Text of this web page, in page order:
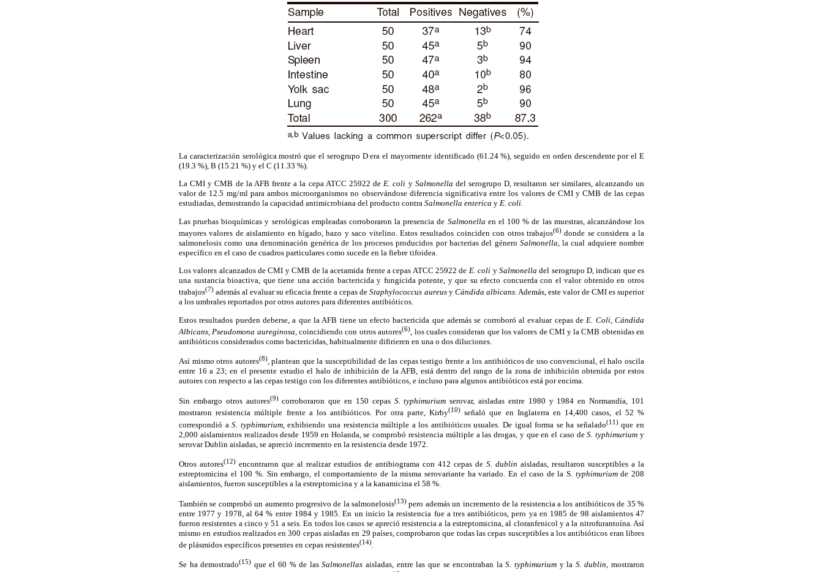
La caracterización serológica mostró que el serogrupo D era el mayormente identificado (61.24 %), seguido en orden descendente por el E
(19.3 %), B (15.21 %) y el C (11.33 %).
La CMI y CMB de la AFB frente a la cepa ATCC 25922 deE. coli y Salmonella del serogrupo D, resultaron ser similares, alcanzando un
valor de 12.5 mg/ml para ambos microorganismos no observándose diferencia significativa entre los valores de CMI y CMB de las cepas
estudiadas, demostrando la capacidad antimicrobiana del producto contra Salmonella enterica y E. coli.
Las pruebas bioquímicas y serológicas empleadas corroboraron la presencia de Salmonella en el 100 % de las muestras, alcanzándose los
mayores valores de aislamiento en hígado, bazo y saco vitelino. Estos resultados coinciden con otros trabajos(6) donde se considera a la
salmonelosis como una denominación genérica de los procesos producidos por bacterias del género Salmonella, la cual adquiere nombre
específico en el caso de cuadros particulares como sucede en la fiebre tifoidea.
Los valores alcanzados de CMI y CMB de la acetamida frente a cepas ATCC 25922 de E. coli y Salmonella del serogrupo D, indican que es
una sustancia bioactiva, que tiene una acción bactericida y fungicida potente, y que su efecto concuerda con el valor obtenido en otros
trabajos(7) además al evaluar su eficacia frente a cepas deStaphylococcus aureusy Cándida albicans. Además, este valor de CMI es superior
a los umbrales reportados por otros autores para diferentes antibióticos.
Estos resultados pueden deberse, a que la AFB tiene un efecto bactericida que además se corroboró al evaluar cepas de E. Coli, Cándida
Albicans, Pseudomona aureginosa, coincidiendo con otros autores(6) , los cuales consideran que los valores de CMI y la CMB obtenidas en
antibióticos considerados como bactericidas, habitualmente difirieren en una o dos diluciones.
Así mismo otros autores(8), plantean que la susceptibilidad de las cepas testigo frente a los antibióticos de uso convencional, el halo oscila
entre 16 a 23; en el presente estudio el halo de inhibición de la AFB, está dentro del rango de la zona de inhibición obtenida por estos
autores con respecto a las cepas testigo con los diferentes antibióticos, e incluso para algunos antibióticos está por encima.
Sin embargo otros autores(9)corroboraron que en 150 cepas S. typhimurium serovar, aisladas entre 1980 y 1984 en Normandía, 101
mostraron resistencia múltiple frente a los antibióticos. Por otra parte, Kirby(10) señaló que en Inglaterra en 14,400 casos, el 52 %
correspondió aS. typhimurium, exhibiendo una resistencia múltiple a los antibióticos usuales. De igual forma se ha señalado(11)que en
2,000 aislamientos realizados desde 1959 en Holanda, se comprobó resistencia múltiple a las drogas, y que en el caso deS. typhimurium y
serovar Dublin aisladas, se apreció incremento en la resistencia desde 1972.
Otros autores(12) encontraron que al realizar estudios de antibiograma con 412 cepas de S. dublin aisladas, resultaron susceptibles a la
estreptomicina el 100 %. Sin embargo, el comportamiento de la misma serovariante ha variado. En el caso de la S. typhimuriumde 208
aislamientos, fueron susceptibles a la estreptomicina y a la kanamicina el 58 %.
También se comprobó un aumento progresivo de la salmonelosis(13) pero además un incremento de la resistencia a los antibióticos de 35 %
entre 1977 y 1978, al 64 % entre 1984 y 1985. En un inicio la resistencia fue a tres antibióticos, pero ya en 1985 de 98 aislamientos 47
fueron resistentes a cinco y 51 a seis. En todos los casos se apreció resistencia a la estreptomicina, al cloranfenicol y a la nitrofurantoína. Así
mismo en estudios realizados en 300 cepas aisladas en 29 países, comprobaron que todas las cepas susceptibles a los antibióticos eran libres
de plásmidos específicos presentes en cepas resistentes(14)
Se ha demostrado(15) que el 60 % de lasSalmonellas aisladas, entre las que se encontraban laS. typhimuriumy la S. dublin, mostraron